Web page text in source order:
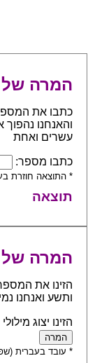
המרה
והאנחנו
עשרים ואחת
כתבו מספר:
* התוצאה חוזרת
תוצאה
המרה של
הזינו את
ותשע ואנחנו
הזינו יצוג
* עובד בעברית